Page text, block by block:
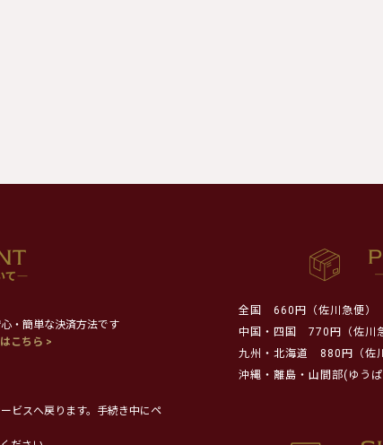
・簡単な決済方法です
こちら >
ビスへ戻ります。手続き中にペ
全国
660円（佐川急便）
中国・四国
770円（佐川
九州・北海道
880円（佐
沖縄・離島・山間部(ゆう